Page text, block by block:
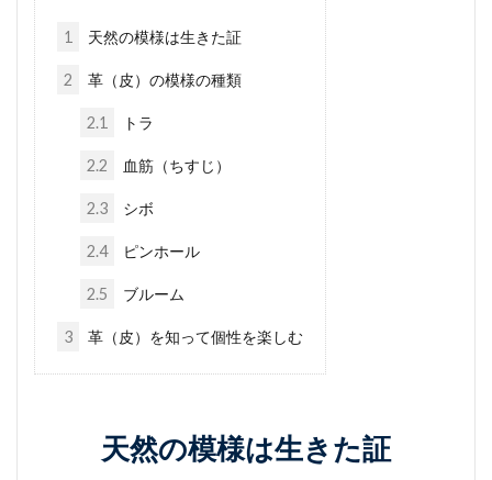
1 天然の模様は生きた証
2 革（皮）の模様の種類
2.1 トラ
2.2 血筋（ちすじ）
2.3 シボ
2.4 ピンホール
2.5 ブルーム
3 革（皮）を知って個性を楽しむ
天然の模様は生きた証